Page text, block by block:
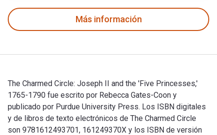
Más información
The Charmed Circle: Joseph II and the 'Five Princesses,'
1765-1790 fue escrito por Rebecca Gates-Coon y
publicado por Purdue University Press. Los ISBN digitales
y de libros de texto electrónicos de The Charmed Circle
son 9781612493701, 161249370X y los ISBN de versión